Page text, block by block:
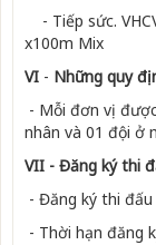
- Tiếp sức.
x100m Mix
VI - Những quy
- Mỗi đơn vị
nhân và 01 đội ở
VII - Đăng ký thi
- Đăng ký thi
- Thời hạn đăng